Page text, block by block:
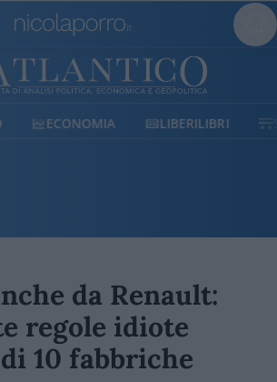
LIBERILIBRI SHOP SOSTIENICI
da Renault:
regole idiote
10 fabbriche